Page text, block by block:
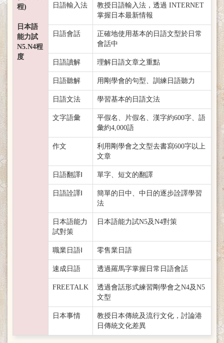
程)
日本語
能力試
N5.N4程
度
日語輸入法
教授日語輸入法，透過 INTERNET
掌握日本最新情報
日語會話
正確地使用基本的日語文型於日常
會話中
日語讀解 理解日語文章之重點
日語聽解 用剛學會的句型、訓練日語聽力
日語文法 學習基本的日語文法
文字語彙
平假名、片假名、漢字約600字、語
彙約4,000語
作文
利用剛學會之文型去書寫600字以上
文章
日語翻譯Ⅰ 單字、短文的翻譯
日語詮譯Ⅰ
簡單的日中、中日的逐步詮譯學習
法
日本語能力
試對策
日本語能力試N5及N4對策
職業日語Ⅰ 零售業日語
速成日語 透過羅馬字掌握日常日語會話
FREETALK
透過會話形式練習剛學會之N4及N5
文型
日本事情
教授日本傳統及流行文化，討論港
日傳統文化差異